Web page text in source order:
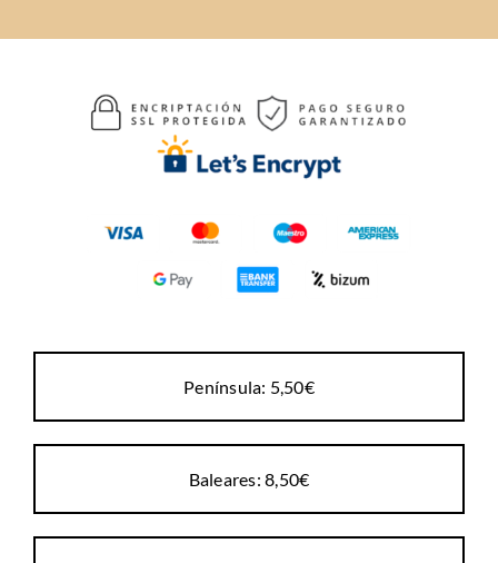
Península: 5,50€
Baleares: 8,50€